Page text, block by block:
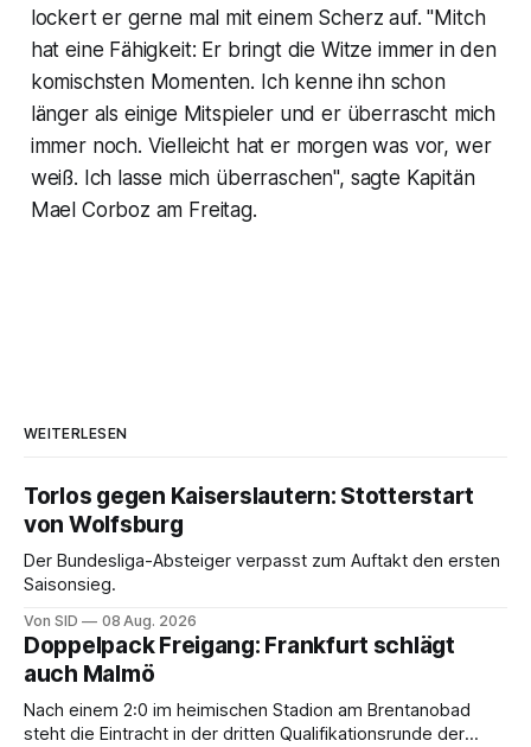
lockert er gerne mal mit einem Scherz auf. "Mitch
hat eine Fähigkeit: Er bringt die Witze immer in den
komischsten Momenten. Ich kenne ihn schon
länger als einige Mitspieler und er überrascht mich
immer noch. Vielleicht hat er morgen was vor, wer
weiß. Ich lasse mich überraschen", sagte Kapitän
Mael Corboz am Freitag.
WEITERLESEN
Torlos gegen Kaiserslautern: Stotterstart
von Wolfsburg
Der Bundesliga-Absteiger verpasst zum Auftakt den ersten
Saisonsieg.
Von SID 08 Aug. 2026
Doppelpack Freigang: Frankfurt schlägt
auch Malmö
Nach einem 2:0 im heimischen Stadion am Brentanobad
steht die Eintracht in der dritten Qualifikationsrunde der